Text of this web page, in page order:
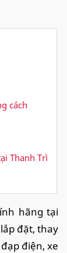
cách
Thanh Trì
hãng tại
đặt, thay
điện, xe